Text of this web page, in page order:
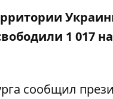
1 017
сообщил